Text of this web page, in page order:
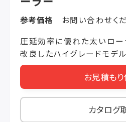
参考価格
お問い合わせく
圧延効率に優れた太いロ
改良したハイグレードモデ
最大30mm クロワッサン、
の折り込みはもちろん、菓
業にも使用できます。 ロ
間隔 0.5～30mm コンベア
W1000mm✕D430mm 外
お見積も
カタログ